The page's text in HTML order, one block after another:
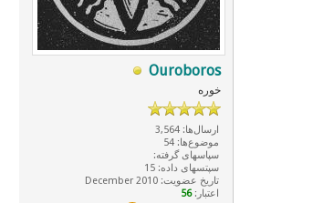
Ouroboros
خوره
ارسال‌ها: 3,564
موضوع‌ها: 54
سپاسهای گرفته:
سپتسهای داده: 15
تاریخ عضویت: December 2010
اعتبار:56